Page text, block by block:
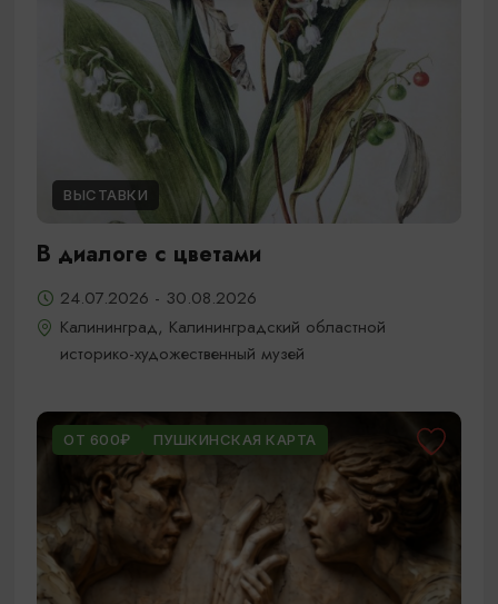
ВЫСТАВКИ
В диалоге с цветами
24.07.2026 - 30.08.2026
Калининград, Калининградский областной
историко-художественный музей
ОТ 600₽ ПУШКИНСКАЯ КАРТА